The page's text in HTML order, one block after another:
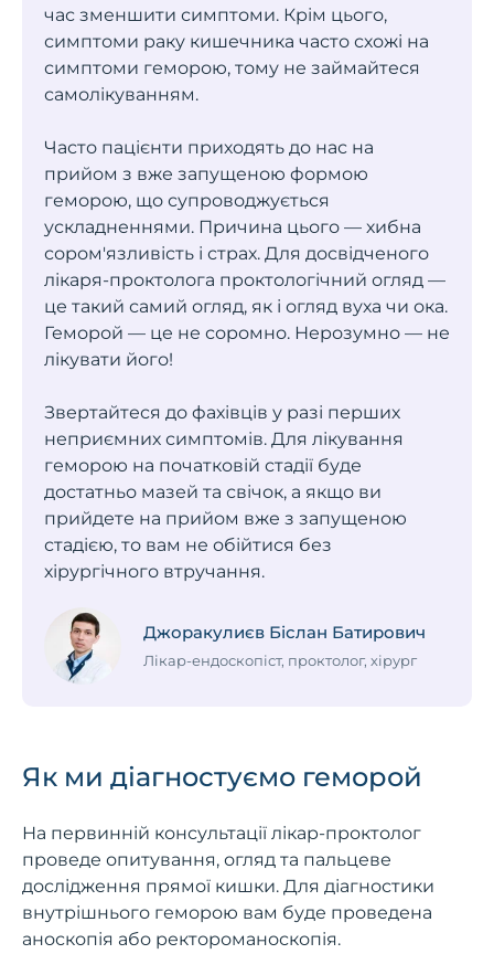
час зменшити симптоми. Крім цього,
симптоми раку кишечника часто схожі на
симптоми геморою, тому не займайтеся
самолікуванням.
Часто пацієнти приходять до нас на
прийом з вже запущеною формою
геморою, що супроводжується
ускладненнями. Причина цього — хибна
сором'язливість і страх. Для досвідченого
лікаря-проктолога проктологічний огляд —
це такий самий огляд, як і огляд вуха чи ока.
Геморой — це не соромно. Нерозумно — не
лікувати його!
Звертайтеся до фахівців у разі перших
неприємних симптомів. Для лікування
геморою на початковій стадії буде
достатньо мазей та свічок, а якщо ви
прийдете на прийом вже з запущеною
стадією, то вам не обійтися без
хірургічного втручання.
Джоракулиєв Біслан Батирович
Лікар-ендоскопіст, проктолог, хірург
Як ми діагностуємо геморой
На первинній консультації лікар-проктолог
проведе опитування, огляд та пальцеве
дослідження прямої кишки. Для діагностики
внутрішнього геморою вам буде проведена
аноскопія або ректороманоскопія.